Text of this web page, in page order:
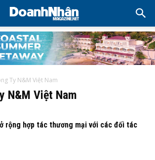
Ty N&M Việt Nam
N&M Việt Nam
rộng hợp tác thương mại với các đối tác